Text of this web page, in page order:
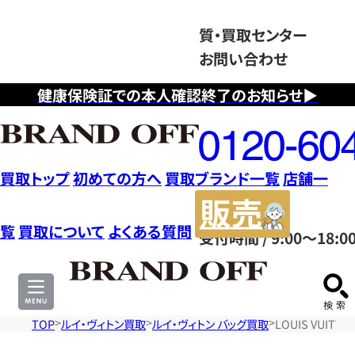
健康保険証での本人確認終了のお知らせ▶
質・買取センター
お問い合わせ
フ
リ
ー
ダ
イ
ヤ
ル
0120604117
受付時間 / 9:00～
買取トップ初めての方へ 買取ブランド一覧店舗一
覧 買取について よくある質問
サ
TOP ルイ・ヴィトン買取 ルイ・ヴィトン バッグ買取 LOUIS